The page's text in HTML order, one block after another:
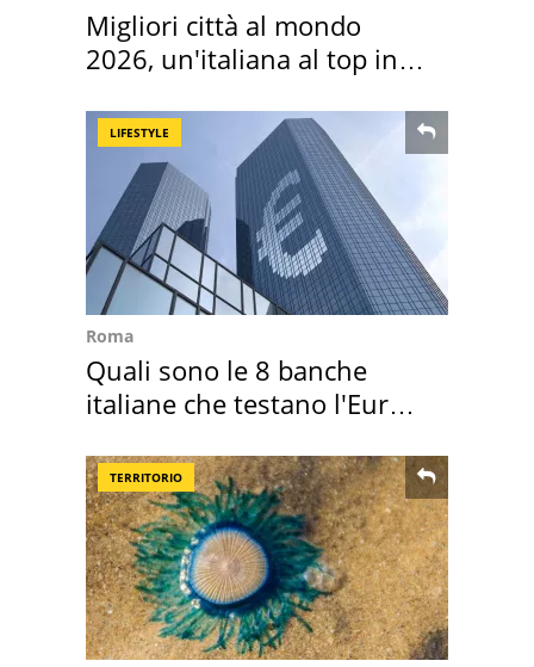
Migliori città al mondo
2026, un'italiana al top in
LIFESTYLE
Roma
Quali sono le 8 banche
italiane che testano l'Euro
TERRITORIO